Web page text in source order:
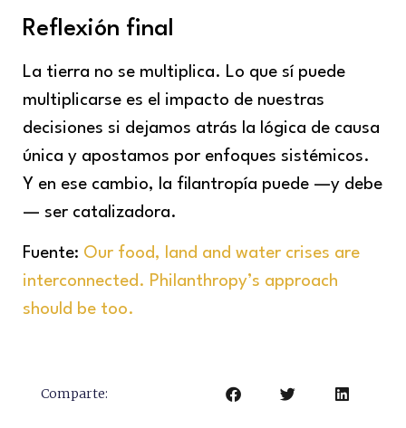
Reflexión final
La tierra no se multiplica. Lo que sí puede
multiplicarse es el impacto de nuestras
decisiones si dejamos atrás la lógica de causa
única y apostamos por enfoques sistémicos.
Y en ese cambio, la filantropía puede —y debe
— ser catalizadora.
Fuente: Our food, land and water crises are
interconnected. Philanthropy’s approach
should be too.
Comparte: